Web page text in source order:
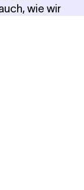
wie wir